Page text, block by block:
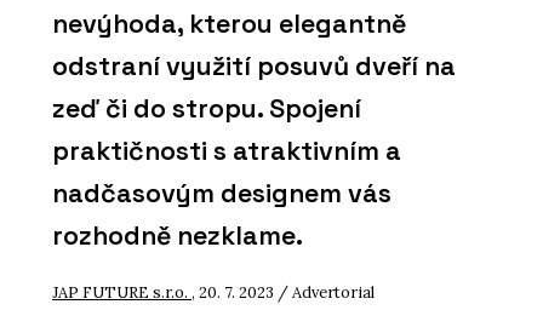
nevýhoda, kterou elegantně
odstraní využití posuvů dveří na
zeď či do stropu. Spojení
praktičnosti s atraktivním a
nadčasovým designem vás
rozhodně nezklame.
JAP FUTURE s.r.o. , 20. 7. 2023 / Advertorial